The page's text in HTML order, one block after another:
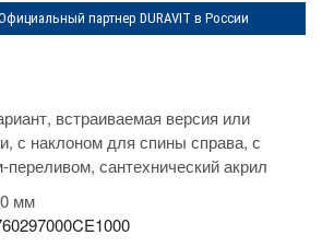
партнер DURAVIT в России
встраиваемая версия или
с наклоном для спины справа, с
сантехнический акрил
мм